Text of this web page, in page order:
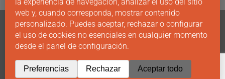
CONTACTO
Copyright 2011 - 2026 ©elev-arte.com